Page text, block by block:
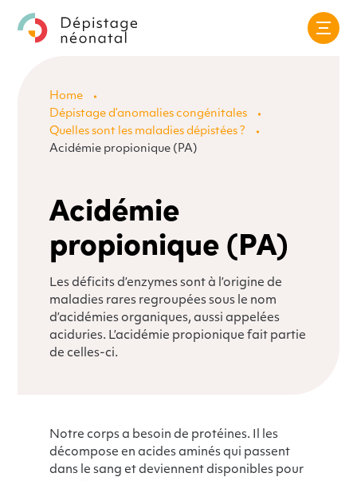
Home
Dépistage d’anomalies congénitales
Quelles sont les maladies dépistées ?
Acidémie propionique (PA)
Acidémie
propionique (PA)
Les déficits d’enzymes sont à l’origine de
maladies rares regroupées sous le nom
d’acidémies organiques, aussi appelées
aciduries. L’acidémie propionique fait partie
de celles-ci.
Notre corps a besoin de protéines. Il les
décompose en acides aminés qui passent
dans le sang et deviennent disponibles pour